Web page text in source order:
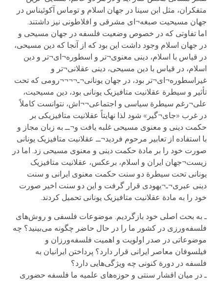
متفکران، مثل ابن سینا در جهان اسلام و توماس آکوئیناس در
جهان مسیحیت صبغه¬ای مشرقی و افلاطونی نیز داشتند.
اما تفاوتی که در خصوص وضعیت فلسفه در جهان مسیحی و
در جهان اسلام وجود داشت این بود که از آنجا که دین مسیحی،
در قیاس با اسلام، دینی معنوی¬تر و اسطوره¬ای¬تر و دین
اسلام، در قیاس با دین مسیحی، دینی عقلانی¬تر و
غیراسطوره¬ای¬تر بود، در جهان یونانی¬ـ¬¬¬¬رومی که تحت
تأثیر و سیطرة عقلانیت متافیزیک یونانی بود، دین مسیحیت،
علی¬رغم سیطرة سیاسی و اجتماعی¬¬اش، نتوانست کاملاً
در غرب «جای¬گیر» شود لذا نهایتاً عقلانیت متافیزیکی بر
حکمت دینی و معنوی مسیحی غلبه یافت و¬ــ به زبان مجاز و
با استفاده از تعابیر مرحوم فردید¬ــ عقلانیت متافیزیک یونانی
صورت خود را بر مادة حکمت دینی و معنوی مسیحی زد. اما در
زیست¬جهان ایران و اسلام، برعکس، عقلانیت متافیزیک
یونانی تحت سیطرة دو سنت حکمت معنوی ایرانی و سنت
دینی عبری¬ـ¬یهودی قرار گرفت و این دو سنت اخیر صورت
خود را به مادة عقلانیت متافیزیک یونانی تحمیل کردند.
ـ به بحث اصلی خود بازگردیم. موضوعات فلسفی و روش‌های
فلسفه‌ورزی در کشور ما را در حال حاضر چگونه می‌بینید؟ چه
موضوعاتی در صدر اولویت و اهمیت فلسفه‌ورزان و
فیلسوفان معاصر ایرانی قرار دارد؟ پرداختن ایرانیان به
فلسفه در دورة کنونی چه ویژگی‌هایی دارد؟
ـ در میان اقشار سنتی و حوزه‌های علمیه ما فلسفه حضوری